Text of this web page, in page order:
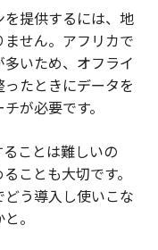
提供するには、地
せん。アフリカで
いため、オフライ
たときにデータを
が必要です。
ことは難しいの
ことも大切です。
う導入し使いこな
。